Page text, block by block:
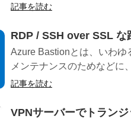
記事を読む
RDP / SSH over SSL
Azure Bastionとは、いわ
メンテナンスのためなどに
記事を読む
VPNサーバーでトラン